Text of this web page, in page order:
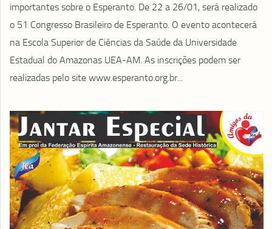
importantes sobre o Esperanto. De 22 a 26/01, será realizado
o 51 Congresso Brasileiro de Esperanto. O evento acontecerá
na Escola Superior de Ciências da Saúde da Universidade
Estadual do Amazonas UEA-AM. As inscrições podem ser
realizadas pelo site www.esperanto.org.br...